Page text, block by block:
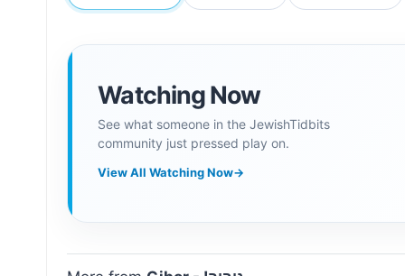
Watching Now
See what someone in the JewishTidbits
community just pressed play on.
View All Watching Now→